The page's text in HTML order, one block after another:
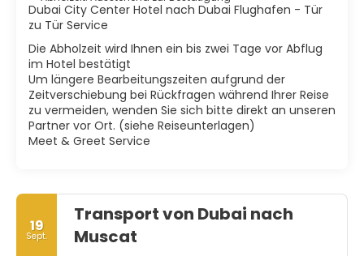
Anfang 2001 wurde das außergewöhnlichste Projekt
bekanntgegeben. „The Palm“, ein riesiges Re¬sort mit
palmenförmige Inseln erstreckt. mit 1800 Villen und über
hundert Town-Houses. 20 Modelle stehen zur Auswahl,
von der mexikanischen Hazienda über chinesische
Pavillons bis zum Südstaaten-Anwesen. Wer hier in eine
Immobilie investieren will, muss sich beeilen; das meiste
Dubai City Center Hotel nach Dubai Flughafen - Tür
zu Tür Service
Die Abholzeit wird Ihnen ein bis zwei Tage vor Abflug
im Hotel bestätigt
Um längere Bearbeitungszeiten aufgrund der
Zeitverschiebung bei Rückfragen während Ihrer Reise
zu vermeiden, wenden Sie sich bitte direkt an unseren
Partner vor Ort. (siehe Reiseunterlagen)
Meet & Greet Service
19
Sept.
Transport von Dubai nach
Muscat